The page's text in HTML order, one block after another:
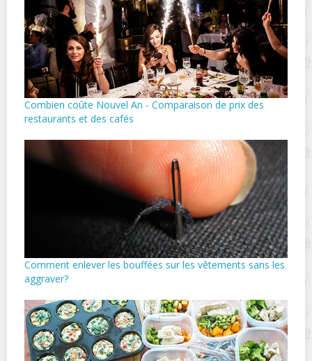
Combien coûte Nouvel An - Comparaison de prix des
restaurants et des cafés
Comment enlever les bouffées sur les vêtements sans les
aggraver?